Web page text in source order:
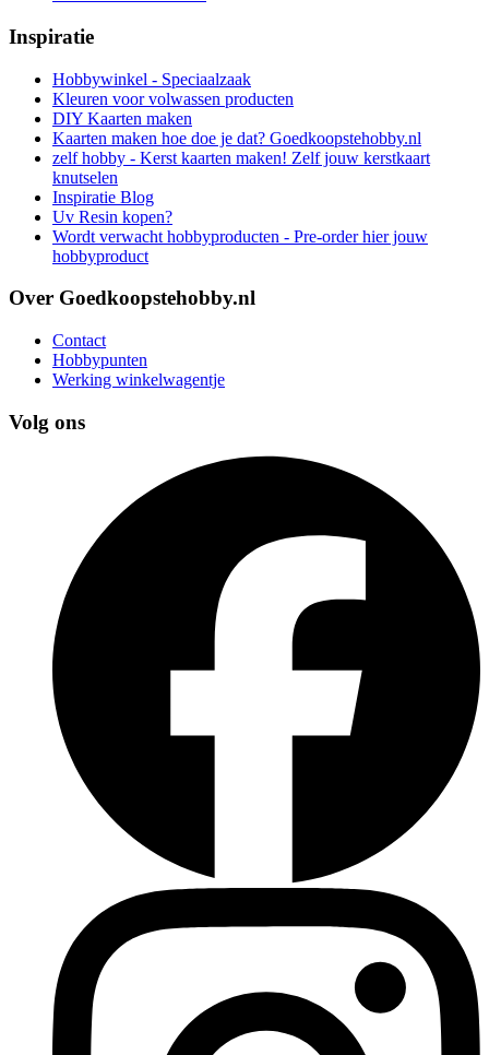
Inspiratie
Hobbywinkel - Speciaalzaak
Kleuren voor volwassen producten
DIY Kaarten maken
Kaarten maken hoe doe je dat? Goedkoopstehobby.nl
zelf hobby - Kerst kaarten maken! Zelf jouw kerstkaart
knutselen
Inspiratie Blog
Uv Resin kopen?
Wordt verwacht hobbyproducten - Pre-order hier jouw
hobbyproduct
Over Goedkoopstehobby.nl
Contact
Hobbypunten
Werking winkelwagentje
Volg ons